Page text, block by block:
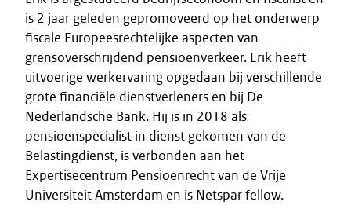
is 2 jaar geleden gepromoveerd op het onderwerp
fiscale Europeesrechtelijke aspecten van
grensoverschrijdend pensioenverkeer. Erik heeft
uitvoerige werkervaring opgedaan bij verschillende
grote financiële dienstverleners en bij De
Nederlandsche Bank. Hij is in 2018 als
pensioenspecialist in dienst gekomen van de
Belastingdienst, is verbonden aan het
Expertisecentrum Pensioenrecht van de Vrije
Universiteit Amsterdam en is Netspar fellow.